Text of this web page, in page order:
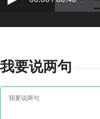
我要说两句